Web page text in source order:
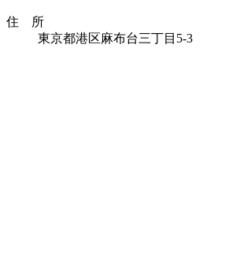
住 所
東京都港区麻布台三丁目5-3